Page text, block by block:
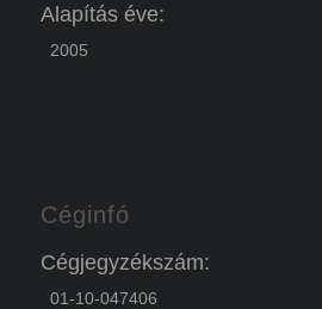
Alapítás éve:
2005
Céginfó
Cégjegyzékszám:
01-10-047406